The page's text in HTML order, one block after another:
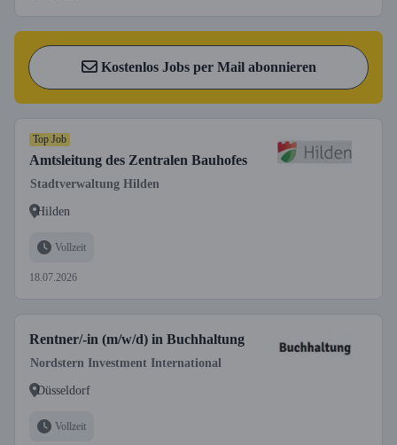
Kostenlos Jobs per Mail abonnieren
Top Job
Amtsleitung des Zentralen Bauhofes
Stadtverwaltung Hilden
Hilden
Vollzeit
18.07.2026
Rentner/-in (m/w/d) in Buchhaltung
Nordstern Investment International
Düsseldorf
Vollzeit